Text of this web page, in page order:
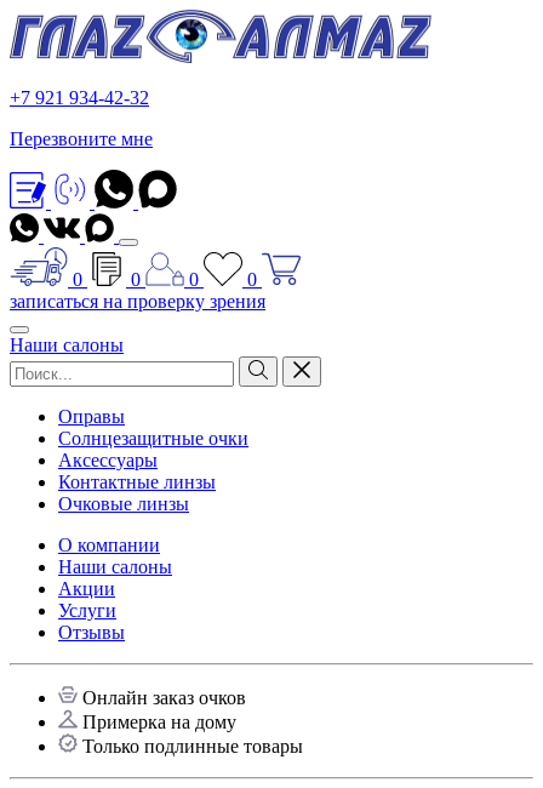
+7 921 934-42-32
Перезвоните мне
0 0 0
0
записаться на проверку зрения
Наши салоны
Оправы
Солнцезащитные очки
Аксессуары
Контактные линзы
Очковые линзы
О компании
Наши салоны
Акции
Услуги
Отзывы
Онлайн заказ очков
Примерка на дому
Только подлинные товары